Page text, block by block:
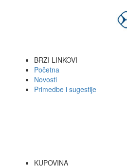
BRZI LINKOVI
Početna
Novosti
Primedbe i sugestije
KUPOVINA